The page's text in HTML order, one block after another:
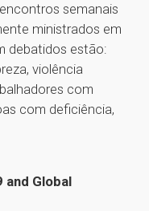
semanais
ministrados em
debatidos estão:
violência
com
com deficiência,
and Global